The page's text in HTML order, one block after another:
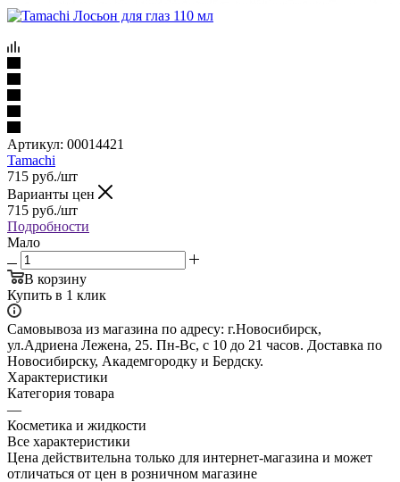
Артикул: 00014421
Tamachi
715 руб./шт
Варианты цен
715 руб./шт
Подробности
Мало
В корзину
Купить в 1 клик
Самовывоза из магазина по адресу: г.Новосибирск,
ул.Адриена Лежена, 25. Пн-Вс, с 10 до 21 часов. Доставка по
Новосибирску, Академгородку и Бердску.
Характеристики
Категория товара
—
Косметика и жидкости
Все характеристики
Цена действительна только для интернет-магазина и может
отличаться от цен в розничном магазине